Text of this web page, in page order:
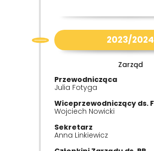
2023/2024
Zarząd
Przewodnicząca
Julia Fotyga
Wiceprzewodniczący ds.
Wojciech Nowicki
Sekretarz
Anna Linkiewicz